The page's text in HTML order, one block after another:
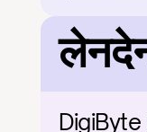
DigiByte